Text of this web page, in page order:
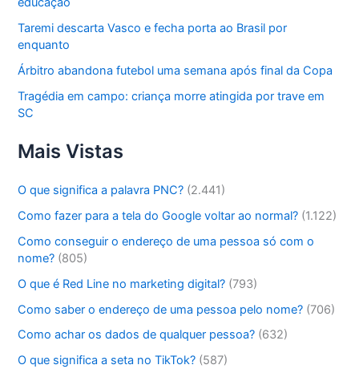
Taremi descarta Vasco e fecha porta ao Brasil por
enquanto
Árbitro abandona futebol uma semana após final da Copa
Tragédia em campo: criança morre atingida por trave em
SC
Mais Vistas
O que significa a palavra PNC? (2.441)
Como fazer para a tela do Google voltar ao normal? (1.122)
Como conseguir o endereço de uma pessoa só com o
nome? (805)
O que é Red Line no marketing digital? (793)
Como saber o endereço de uma pessoa pelo nome? (706)
Como achar os dados de qualquer pessoa? (632)
O que significa a seta no TikTok? (587)